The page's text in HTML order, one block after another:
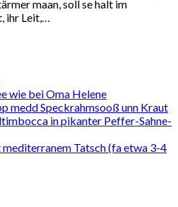
maan, soll se halt im
ihr Leit,…
wie bei Oma Helene
medd Speckrahmsooß unn Kraut
in pikanter Peffer-Sahne-
Tatsch (fa etwa 3-4